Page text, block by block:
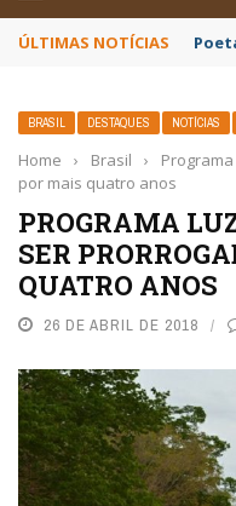
ÚLTIMAS NOTÍCIAS
BRASIL DESTAQUES NOTÍCIAS
Home › Brasil ›
por mais quatro anos
PROGRAMA
SER
QUATRO ANOS
26 DE ABRIL DE 2018